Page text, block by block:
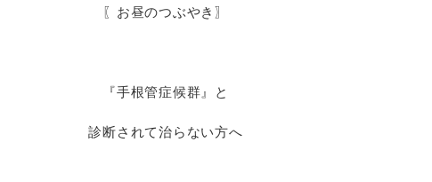
〖お昼のつぶやき〗
『手根管症候群』と
診断されて治らない方へ